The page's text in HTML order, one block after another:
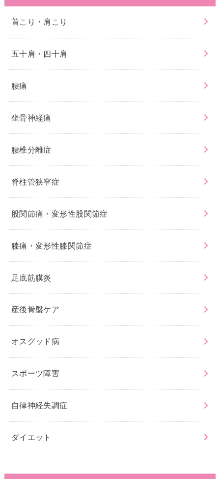
首こり・肩こり
五十肩・四十肩
腰痛
坐骨神経痛
腰椎分離症
脊柱管狭窄症
股関節痛・変形性股関節症
膝痛・変形性膝関節症
足底筋膜炎
産後骨盤ケア
オスグッド病
スポーツ障害
自律神経失調症
ダイエット